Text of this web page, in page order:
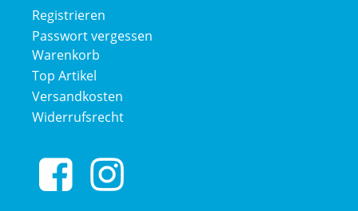
Registrieren
Passwort vergessen
Warenkorb
Top Artikel
Versandkosten
Widerrufsrecht